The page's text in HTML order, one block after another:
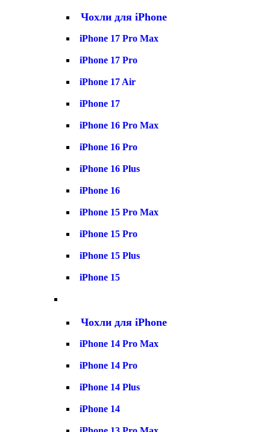
Чохли для iPhone
iPhone 17 Pro Max
iPhone 17 Pro
iPhone 17 Air
iPhone 17
iPhone 16 Pro Max
iPhone 16 Pro
iPhone 16 Plus
iPhone 16
iPhone 15 Pro Max
iPhone 15 Pro
iPhone 15 Plus
iPhone 15
Чохли для iPhone
iPhone 14 Pro Max
iPhone 14 Pro
iPhone 14 Plus
iPhone 14